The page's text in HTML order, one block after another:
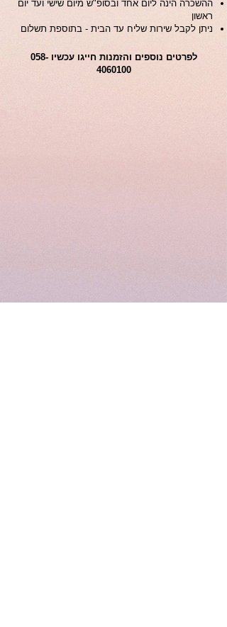
ההשכרה הינה ליום אחד ובסופ"ש מיום שישי ועד יום
ראשון
ניתן לקבל שירות שליח עד הבית - בתוספת תשלום
לפרטים נוספים והזמנות חייגו עכשיו058-
4060100